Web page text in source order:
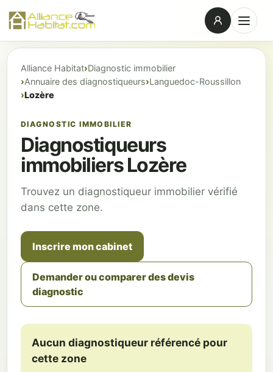
Alliance Habitat Diagnostic immobilier
Annuaire des diagnostiqueurs Languedoc-Roussillon
Lozère
DIAGNOSTIC IMMOBILIER
Diagnostiqueurs
immobiliers Lozère
Trouvez un diagnostiqueur immobilier vérifié
dans cette zone.
Inscrire mon cabinet
Demander ou comparer des devis
diagnostic
Aucun diagnostiqueur référencé pour
cette zone